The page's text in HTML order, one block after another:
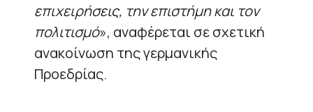
επιχειρήσεις, την επιστήμη και τον
πολιτισμό», αναφέρεται σε σχετική
ανακοίνωση της γερμανικής
Προεδρίας.